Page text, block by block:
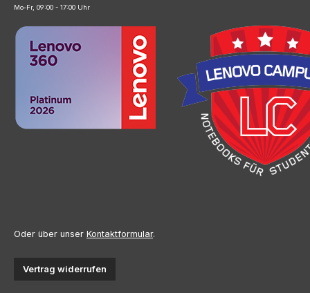
Mo-Fr, 09:00 - 17:00 Uhr
Oder über unser Kontaktformular.
Vertrag widerrufen